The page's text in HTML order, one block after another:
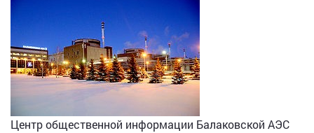
Центр общественной информации Балаковской АЭС